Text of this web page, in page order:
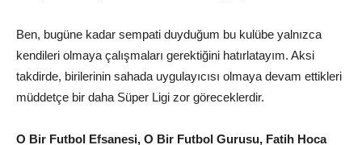
Ben, bugüne kadar sempati duyduğum bu kulübe yalnızca
kendileri olmaya çalışmaları gerektiğini hatırlatayım. Aksi
takdirde, birilerinin sahada uygulayıcısı olmaya devam ettikleri
müddetçe bir daha Süper Ligi zor göreceklerdir.
O Bir Futbol Efsanesi, O Bir Futbol Gurusu, Fatih Hoca